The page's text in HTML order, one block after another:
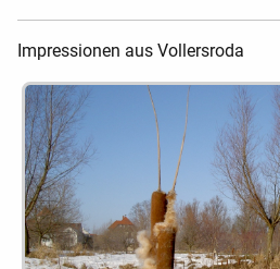
Impressionen aus Vollersroda